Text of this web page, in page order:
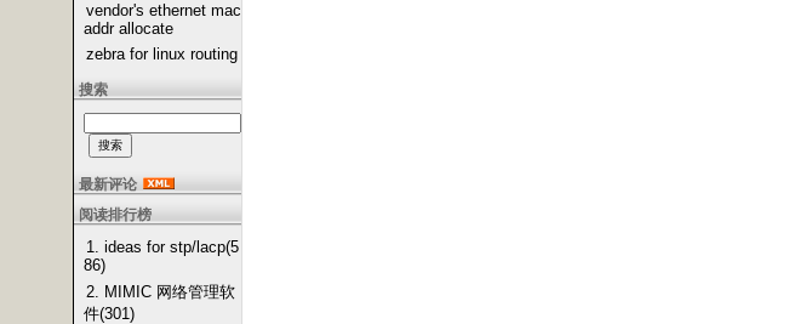
vendor's ethernet mac
addr allocate
zebra for linux routing
搜索
最新评论
阅读排行榜
1. ideas for stp/lacp(5
86)
2. MIMIC 网络管理软
件(301)